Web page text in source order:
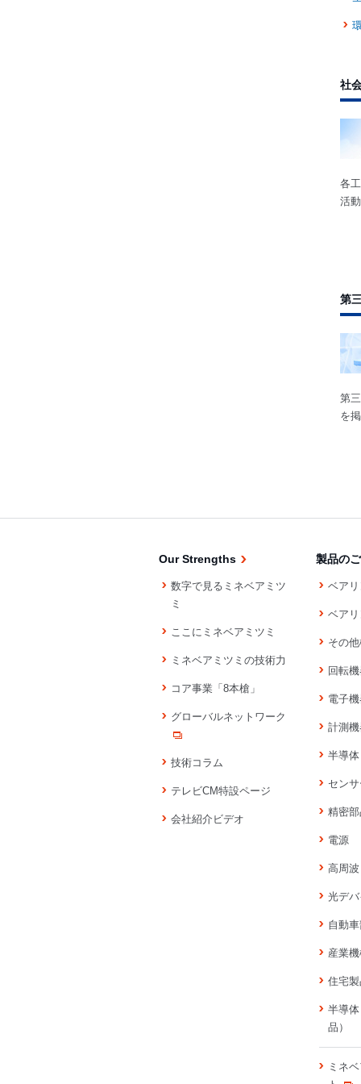
社
各
活
第
第
を
Our Strengths
数字で見るミネベアミツ
ミ
ここにミネベアミツミ
ミネベアミツミの技術力
コア事業「8本槍」
グローバルネットワーク
技術コラム
テレビCM特設ページ
会社紹介ビデオ
製品の
ベア
ベア
その
回転
電子
計測
半導
セン
精密
電源
高周波
光デ
自動
産業
住宅
半導
品）
ミネ